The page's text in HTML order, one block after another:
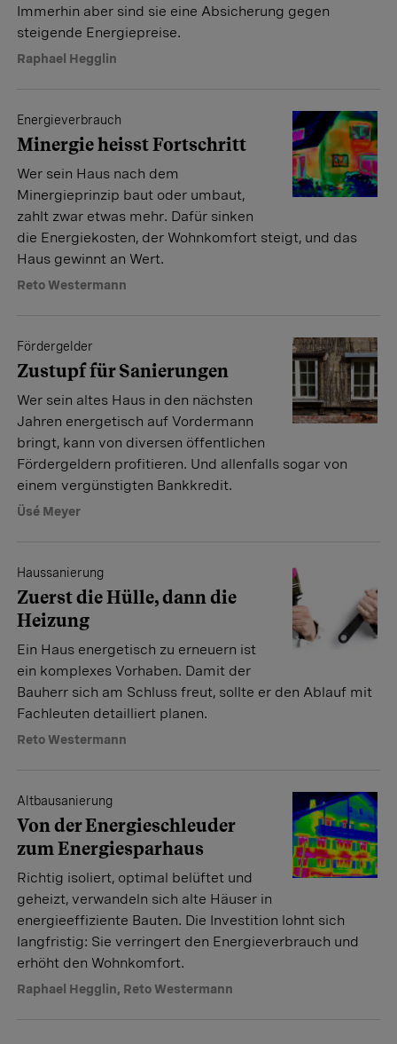
Immerhin aber sind sie eine Absicherung gegen
steigende Energiepreise.
Raphael Hegglin
Energieverbrauch
Minergie heisst Fortschritt
Wer sein Haus nach dem
Minergieprinzip baut oder umbaut,
zahlt zwar etwas mehr. Dafür sinken
die Energiekosten, der Wohnkomfort steigt, und das
Haus gewinnt an Wert.
Reto Westermann
Fördergelder
Zustupf für Sanierungen
Wer sein altes Haus in den nächsten
Jahren energetisch auf Vordermann
bringt, kann von diversen öffentlichen
Fördergeldern profitieren. Und allenfalls sogar von
einem vergünstigten Bankkredit.
Üsé Meyer
Haussanierung
Zuerst die Hülle, dann die
Heizung
Ein Haus energetisch zu erneuern ist
ein komplexes Vorhaben. Damit der
Bauherr sich am Schluss freut, sollte er den Ablauf mit
Fachleuten detailliert planen.
Reto Westermann
Altbausanierung
Von der Energieschleuder
zum Energiesparhaus
Richtig isoliert, optimal belüftet und
geheizt, verwandeln sich alte Häuser in
energieeffiziente Bauten. Die Investition lohnt sich
langfristig: Sie verringert den Energieverbrauch und
erhöht den Wohnkomfort.
Raphael Hegglin, Reto Westermann